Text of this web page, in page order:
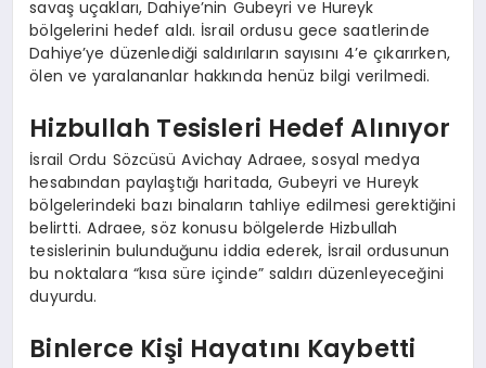
YAŞAM
savaş uçakları, Dahiye’nin Gubeyri ve Hureyk
bölgelerini hedef aldı. İsrail ordusu gece saatlerinde
Dahiye’ye düzenlediği saldırıların sayısını 4’e çıkarırken,
ölen ve yaralananlar hakkında henüz bilgi verilmedi.
Hizbullah Tesisleri Hedef Alınıyor
İsrail Ordu Sözcüsü Avichay Adraee, sosyal medya
hesabından paylaştığı haritada, Gubeyri ve Hureyk
bölgelerindeki bazı binaların tahliye edilmesi gerektiğini
belirtti. Adraee, söz konusu bölgelerde Hizbullah
tesislerinin bulunduğunu iddia ederek, İsrail ordusunun
bu noktalara “kısa süre içinde” saldırı düzenleyeceğini
duyurdu.
Binlerce Kişi Hayatını Kaybetti